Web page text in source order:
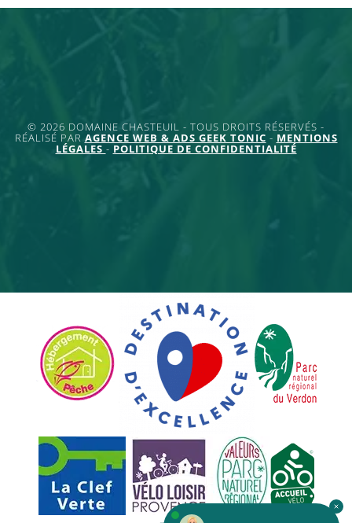
© 2026 DOMAINE CHASTEUIL - TOUS DROITS RÉSERVÉS -
RÉALISÉ PAR AGENCE WEB & ADS GEEK TONIC - MENTIONS
LÉGALES - POLITIQUE DE CONFIDENTIALITÉ